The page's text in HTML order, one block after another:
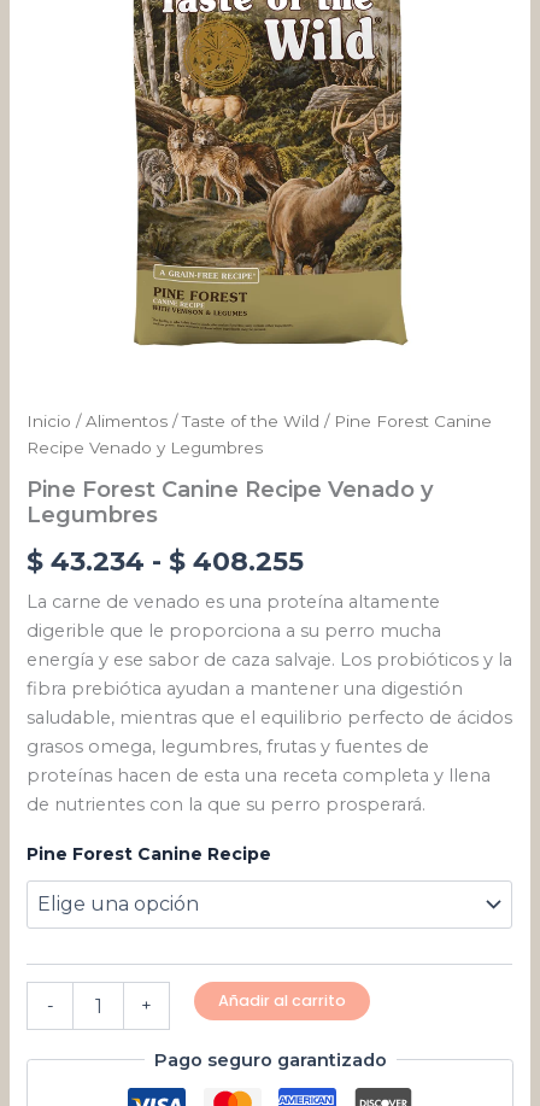
Inicio /Alimentos /Taste of the Wild / Pine Forest Canine
Recipe Venado y Legumbres
Pine Forest Canine Recipe Venado y
Legumbres
$ 43.234 - $ 408.255
desde
$ 43.234
hasta
$ 408.255
La carne de venado es una proteína altamente
digerible que le proporciona a su perro mucha
energía y ese sabor de caza salvaje. Los probióticos y la
fibra prebiótica ayudan a mantener una digestión
saludable, mientras que el equilibrio perfecto de ácidos
grasos omega, legumbres, frutas y fuentes de
proteínas hacen de esta una receta completa y llena
de nutrientes con la que su perro prosperará.
Pine Forest Canine Recipe
- + Añadir al carrito
Pago seguro garantizado